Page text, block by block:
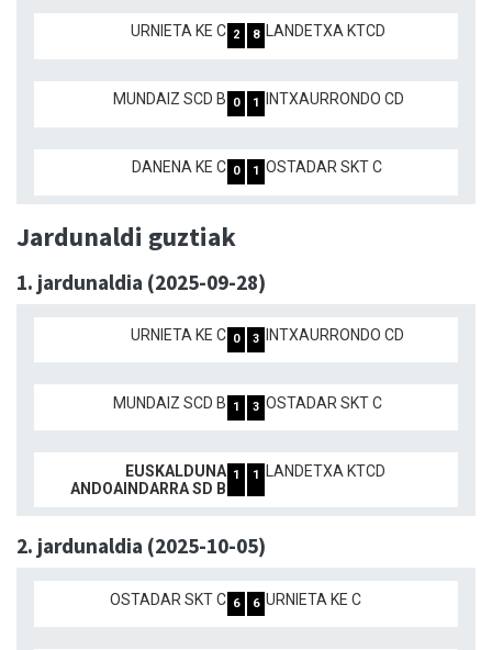
URNIETA KE C 2 8 LANDETXA KTCD
MUNDAIZ SCD B 0 1 INTXAURRONDO CD
DANENA KE C 0 1 OSTADAR SKT C
Jardunaldi guztiak
1. jardunaldia (2025-09-28)
URNIETA KE C 0 3 INTXAURRONDO CD
MUNDAIZ SCD B 1 3 OSTADAR SKT C
EUSKALDUNA
ANDOAINDARRA SD B
1 1 LANDETXA KTCD
2. jardunaldia (2025-10-05)
OSTADAR SKT C 6 6 URNIETA KE C